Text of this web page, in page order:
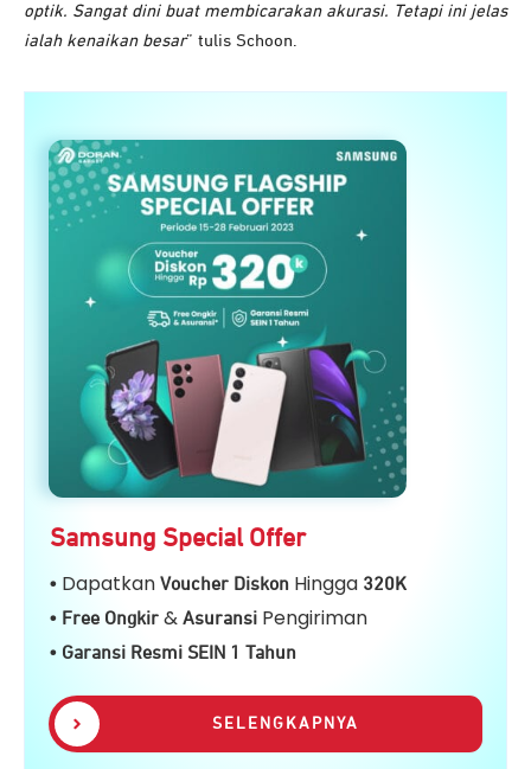
optik. Sangat dini buat membicarakan akurasi. Tetapi ini jelas
ialah kenaikan besar” tulis Schoon.
Samsung Special Offer
• Dapatkan Voucher Diskon Hingga 320K
• Free Ongkir & Asuransi Pengiriman
• Garansi Resmi SEIN 1 Tahun
SELENGKAPNYA